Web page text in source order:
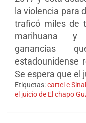
la violencia para
traficó miles de
marihuana y
ganancias
estadounidense
Se espera que el
Etiquetas:cartel e
el juicio de El chapo